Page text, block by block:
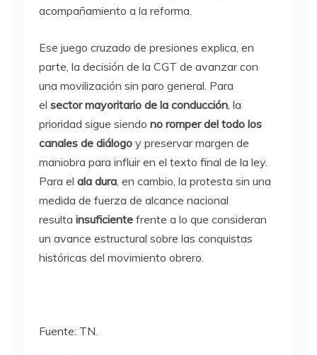
acompañamiento a la reforma.
Ese juego cruzado de presiones explica, en
parte, la decisión de la CGT de avanzar con
una movilización sin paro general. Para
el sector mayoritario de la conducción, la
prioridad sigue siendo no romper del todo los
canales de diálogo y preservar margen de
maniobra para influir en el texto final de la ley.
Para el ala dura, en cambio, la protesta sin una
medida de fuerza de alcance nacional
resulta insuficiente frente a lo que consideran
un avance estructural sobre las conquistas
históricas del movimiento obrero.
Fuente: TN.